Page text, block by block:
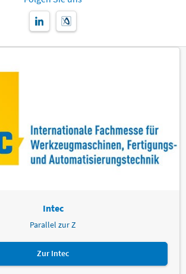
Intec
Parallel zur Z
Zur Intec